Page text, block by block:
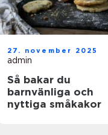
27. november 2025
admin
Så bakar du
barnvänliga och
nyttiga småkakor